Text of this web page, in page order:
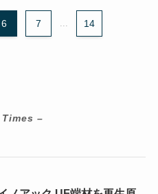
6 7 14
Times –